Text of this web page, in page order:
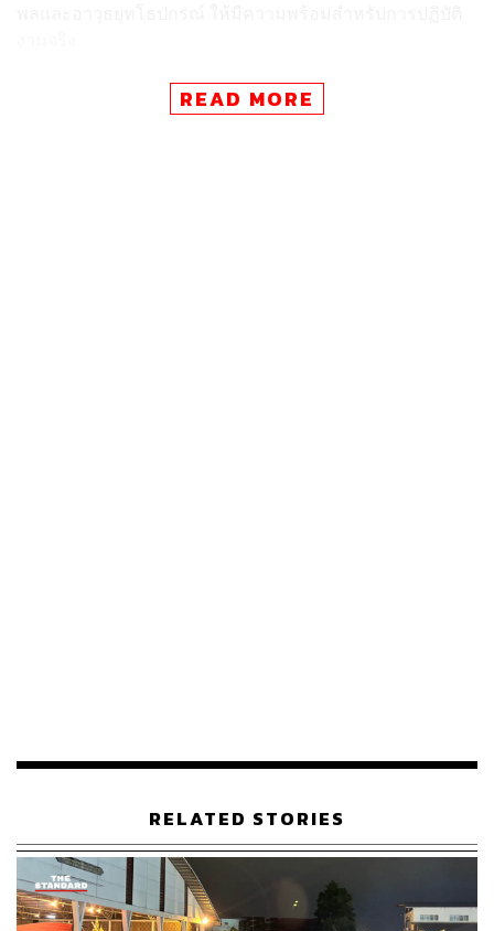
ทั้งนี้ การฝึกกองทัพเรือประจำปี ถือเป็นการฝึกที่มีความ
สำคัญสูงสุดของกองทัพเรือ ซึ่งดำเนินการจัดการฝึกเพื่อให้
READ MORE
RELATED STORIES